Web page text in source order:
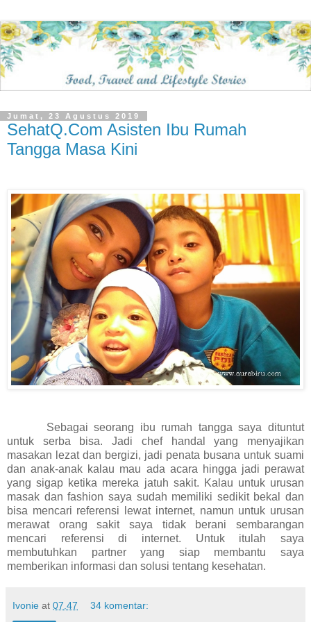
Jumat, 23 Agustus 2019
SehatQ.Com Asisten Ibu Rumah
Tangga Masa Kini
Sebagai seorang ibu rumah tangga saya dituntut
untuk serba bisa. Jadi chef handal yang menyajikan
masakan lezat dan bergizi, jadi penata busana untuk suami
dan anak-anak kalau mau ada acara hingga jadi perawat
yang sigap ketika mereka jatuh sakit. Kalau untuk urusan
masak dan fashion saya sudah memiliki sedikit bekal dan
bisa mencari referensi lewat internet, namun untuk urusan
merawat orang sakit saya tidak berani sembarangan
mencari referensi di internet. Untuk itulah saya
membutuhkan partner yang siap membantu saya
memberikan informasi dan solusi tentang kesehatan.
Ivonie at 07.47 34 komentar: